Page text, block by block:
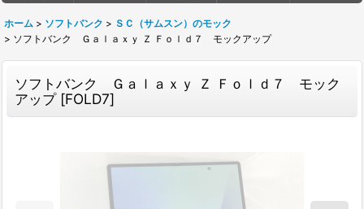
ホーム > ソフトバンク > ＳＣ（サムスン）のモック
> ソフトバンク Ｇａｌａｘｙ Ｚ Ｆｏｌｄ７ モックアップ
ソフトバンク Ｇａｌａｘｙ Ｚ Ｆｏｌｄ７ モック
アップ [FOLD7]